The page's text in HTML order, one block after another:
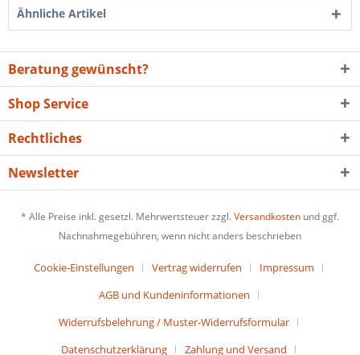
Ähnliche Artikel
Beratung gewünscht?
Shop Service
Rechtliches
Newsletter
* Alle Preise inkl. gesetzl. Mehrwertsteuer zzgl.Versandkosten und ggf.
Nachnahmegebühren, wenn nicht anders beschrieben
Cookie-Einstellungen Vertrag widerrufen
Impressum
AGB und Kundeninformationen
Widerrufsbelehrung / Muster-Widerrufsformular
Datenschutzerklärung
Zahlung und Versand